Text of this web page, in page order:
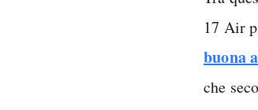
17 Air
buona
che